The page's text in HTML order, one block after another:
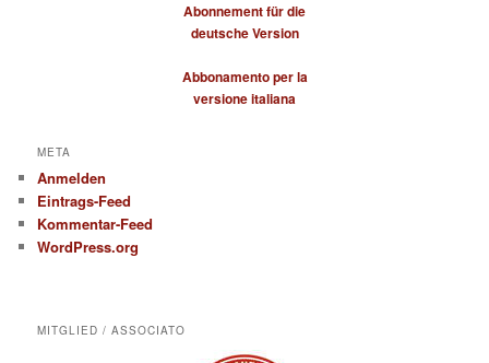
Abonnement für die
deutsche Version
Abbonamento per la
versione italiana
META
Anmelden
Eintrags-Feed
Kommentar-Feed
WordPress.org
MITGLIED / ASSOCIATO